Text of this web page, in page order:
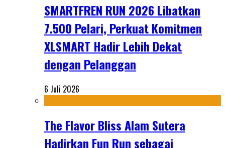
SMARTFREN RUN 2026 Libatkan
7.500 Pelari, Perkuat Komitmen
XLSMART Hadir Lebih Dekat
dengan Pelanggan
6 Juli 2026
The Flavor Bliss Alam Sutera
Hadirkan Fun Run sebagai